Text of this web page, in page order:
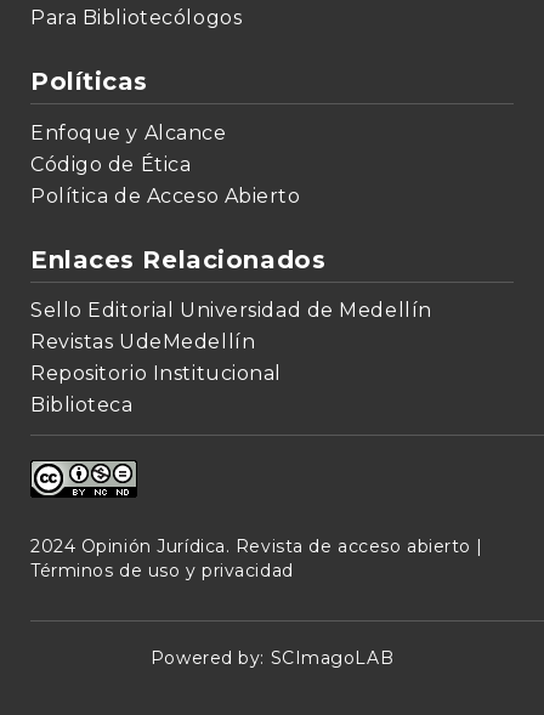
Para Bibliotecólogos
Políticas
Enfoque y Alcance
Código de Ética
Política de Acceso Abierto
Enlaces Relacionados
Sello Editorial Universidad de Medellín
Revistas UdeMedellín
Repositorio Institucional
Biblioteca
2024 Opinión Jurídica. Revista de acceso abierto |
Términos de uso y privacidad
Powered by: SCImagoLAB